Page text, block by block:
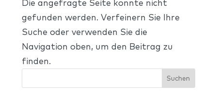
Die angefragte Seite konnte nicht
gefunden werden. Verfeinern Sie Ihre
Suche oder verwenden Sie die
Navigation oben, um den Beitrag zu
finden.
Suchen